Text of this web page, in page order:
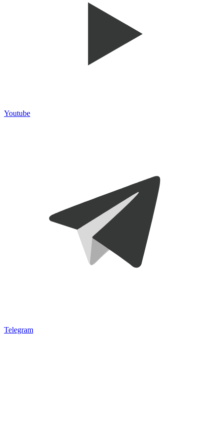
Youtube
Telegram